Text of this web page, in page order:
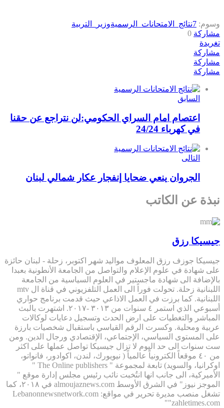
وسوم: 7نتائج_الامتحانات_الرسميةوزير_التربية
مشاركة 0
تغريدة
مشاركة
مشاركة
مشاركة
السابق
اعتصام امام السراي الحكومي:لن نتراجع عن حقنا
في كهرباء 24/24
التالى
الجروان ينعي ضحايا إنفجار عكار شمالي لبنان
نبذة عن الكاتب
جيسيكا رزق
جيسيكا جوزف رزق المعلوف مواليد شهر اكتوبر، زحلة - لبنان حائزة
على شهادة في علوم الإعلام والتواصل من الجامعة الأنطونية بعبدا
بالإضافة الى شهادة ماجستير في العلوم السياسية من الجامعة
اللبنانية زحلة. تحولت فوراً الى العمل التلفزيوني في قناة ال mtv
اللبنانية. كما برزت في العمل الاذاعي حيث قدمت برنامج حواري
أسبوعي الذي استمر ٤ سنوات من ٣٠١٣ -٢٠١٧. اشتهرت بالبث
المباشر والتغطيات على ارض الحدث وتسجيل دعايات لوكالات
عربية ومحلية. وكسرت الرقم القياسي باستقبال شخصيات بارزة
على المستوى السياسي، الإجتماعي، الإقتصادي ورجال الدين. ومن
ست سنوات الى حد اليوم لا تزال جيسيكا تواصل عملها على اكثر
من ٤٠ موقعاً الكترونياً عالمياً ( نيويورك، لندن، اكوادور، فانواتو،
اوكرانيا، والسويد) تابعة لمجموعة " The Online publishers "
الأميركية، الى جانب انها انتُخبت نائب رئيس مجلس إدارة موقع "
الموجز نيوز" في الشرق الأوسط almoujaznews.com في ٢٠١٨، كما
تشغل منصب مديرة تحرير في مواقع: Lebanonnewsnetwork.com
"zahletimes.com"